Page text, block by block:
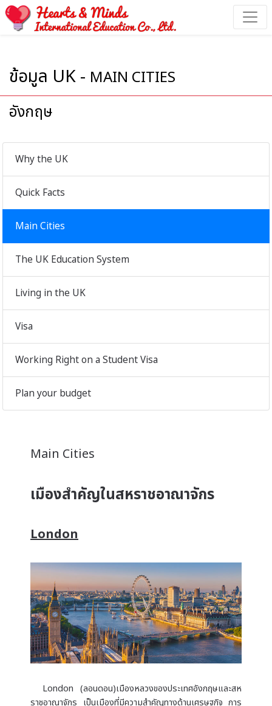
ข้อมูล UK - MAIN CITIES
อังกฤษ
Why the UK
Quick Facts
Main Cities
The UK Education System
Living in the UK
Visa
Working Right on a Student Visa
Plan your budget
Main Cities
เมืองสำคัญในสหราชอาณาจักร
London
London (ลอนดอน)เมืองหลวงของประเทศอังกฤษและสห
ราชอาณาจักร เป็นเมืองที่มีความสำคัญทางด้านเศรษฐกิจ การ